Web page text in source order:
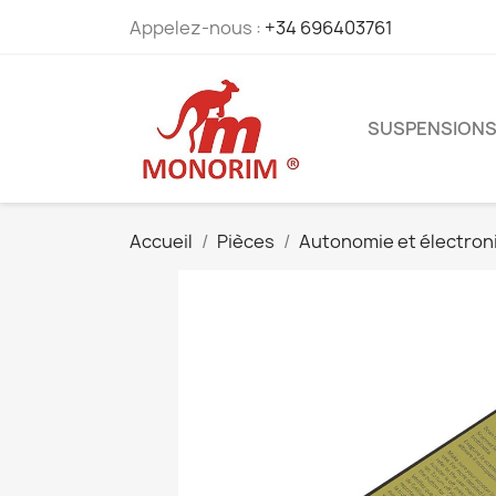
Appelez-nous : +34 696403761
SUSPENSIONS
Accueil Pièces Autonomie et